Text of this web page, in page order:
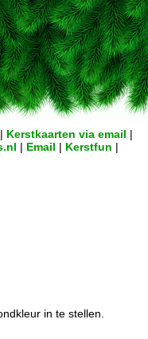
| Kerstkaarten via email |
| Email | Kerstfun |
in te stellen.